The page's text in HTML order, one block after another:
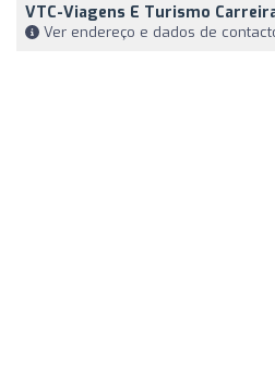
VTC-Viagens E Turismo
Ver endereço e dados de